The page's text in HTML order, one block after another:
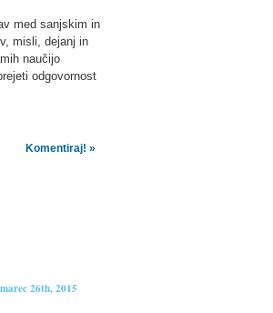
med sanjskim in
misli, dejanj in
naučijo
odgovornost
Komentiraj! »
marec 26th, 2015